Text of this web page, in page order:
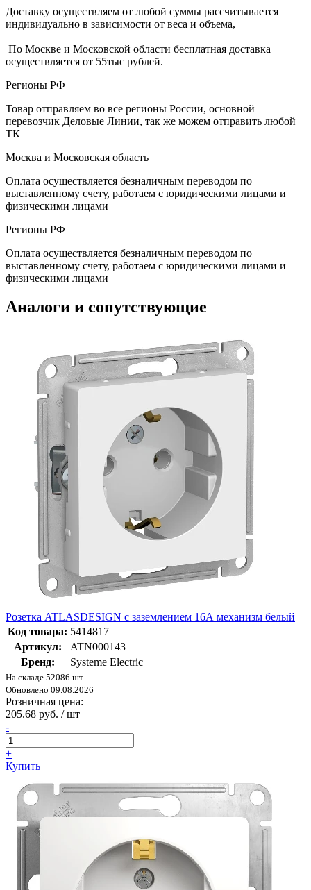
Доставку осуществляем от любой суммы рассчитывается
индивидуально в зависимости от веса и объема,
По Москве и Московской области бесплатная доставка
осуществляется от 55тыс рублей.
Регионы РФ
Товар отправляем во все регионы России, основной
перевозчик Деловые Линии, так же можем отправить любой
ТК
Москва и Московская область
Оплата осуществляется безналичным переводом по
выставленному счету, работаем с юридическими лицами и
физическими лицами
Регионы РФ
Оплата осуществляется безналичным переводом по
выставленному счету, работаем с юридическими лицами и
физическими лицами
Аналоги и сопутствующие
Розетка ATLASDESIGN с заземлением 16А механизм белый
Код товара: 5414817
Артикул:
ATN000143
Бренд:
Systeme Electric
На складе 52086 шт
Обновлено 09.08.2026
Розничная цена:
205.68 руб. / шт
-
+
Купить